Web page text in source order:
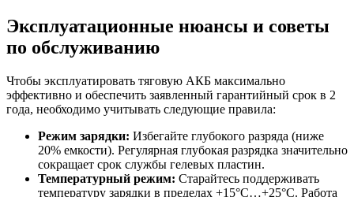
Эксплуатационные нюансы и советы
по обслуживанию
Чтобы эксплуатировать тяговую АКБ максимально
эффективно и обеспечить заявленный гарантийный срок в 2
года, необходимо учитывать следующие правила:
Режим зарядки: Избегайте глубокого разряда (ниже
20% емкости). Регулярная глубокая разрядка значительно
сокращает срок службы гелевых пластин.
Температурный режим: Старайтесь поддерживать
температуру зарядки в пределах +15°C…+25°C. Работа